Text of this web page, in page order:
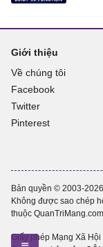
Giới thiệu
Về chúng tôi
Facebook
Twitter
Pinterest
Bản quyền © 2003-
Không được sao chép
thuộc
Giấy phép Mạng Xã